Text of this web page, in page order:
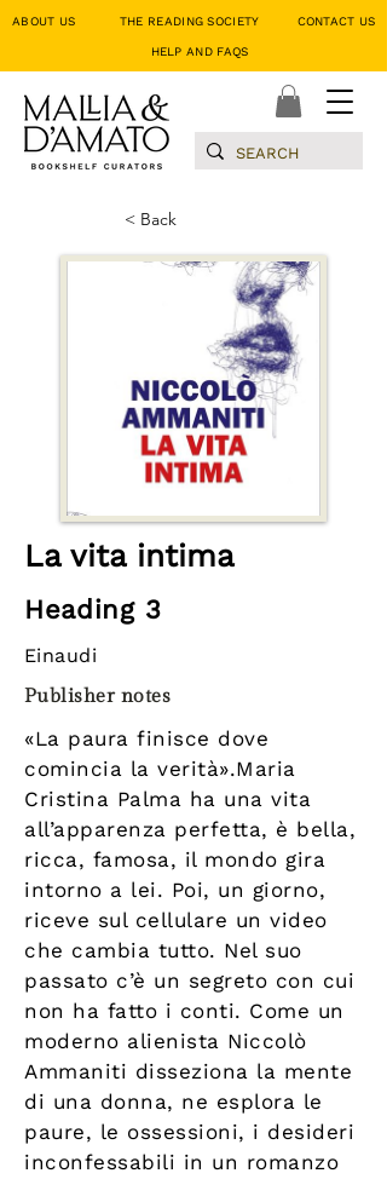
ABOUT US THE READING SOCIETY CONTACT
HELP AND FAQS
< Back
La vita intima
Heading 3
Einaudi
Publisher notes
«La paura finisce dove
comincia la verità».Maria
Cristina Palma ha una vita
all’apparenza perfetta, è bella,
ricca, famosa, il mondo gira
intorno a lei. Poi, un giorno,
riceve sul cellulare un video
che cambia tutto. Nel suo
passato c’è un segreto con cui
non ha fatto i conti. Come un
moderno alienista Niccolò
Ammaniti disseziona la mente
di una donna, ne esplora le
paure, le ossessioni, i desideri
inconfessabili in un romanzo